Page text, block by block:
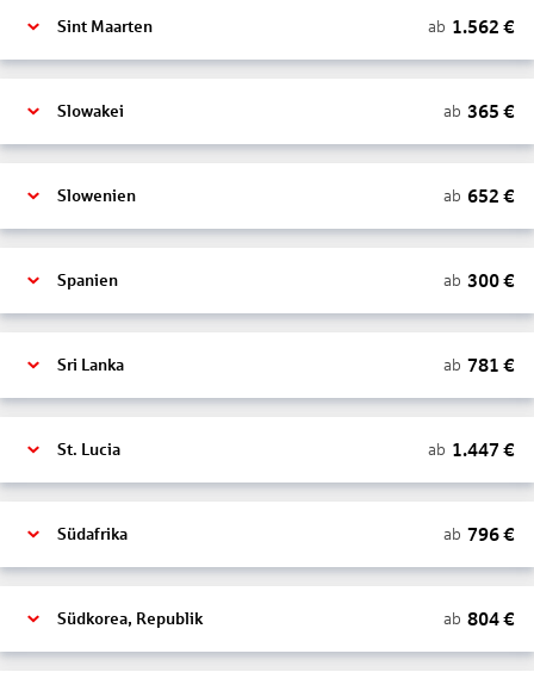
Sint Maarten ab 1.562 €
Slowakei ab 365 €
Slowenien ab 652 €
Spanien ab 300€
Sri Lanka ab 781 €
St. Lucia ab 1.447 €
Südafrika ab 796€
Südkorea, Republik ab 804€